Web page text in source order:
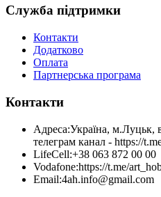
Служба підтримки
Контакти
Додатково
Оплата
Партнерська програма
Контакти
Адреса:Україна, м.Луцьк,
телеграм канал - https://
LifeCell:+38 063 872 00 00
Vodafone:https://t.me/
Email:4ah.info@gmail.com